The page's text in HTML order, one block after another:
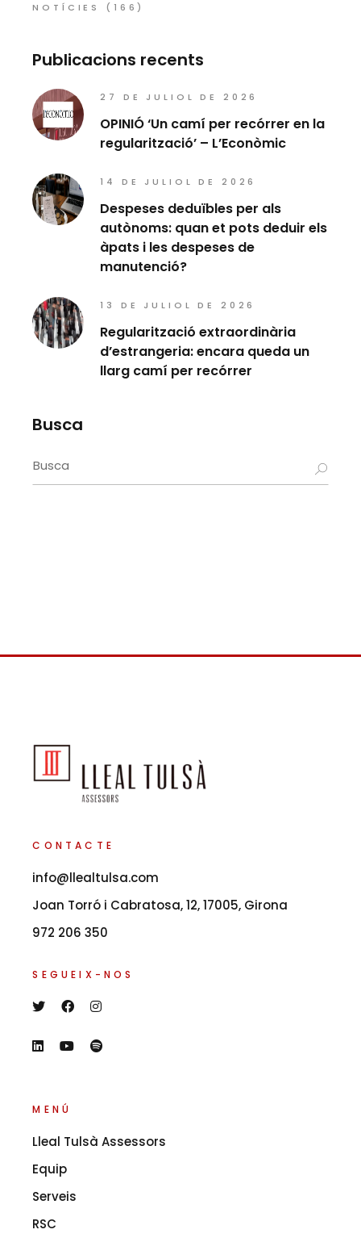
NOTÍCIES
(166)
Publicacions recents
27 DE JULIOL DE 2026
OPINIÓ ‘Un camí per recórrer en la
regularització’ – L’Econòmic
14 DE JULIOL DE 2026
Despeses deduïbles per als
autònoms: quan et pots deduir els
àpats i les despeses de
manutenció?
13 DE JULIOL DE 2026
Regularització extraordinària
d’estrangeria: encara queda un
llarg camí per recórrer
Busca
Search
for:
CONTACTE
info@llealtulsa.com
Joan Torró i Cabratosa, 12, 17005, Girona
972 206 350
SEGUEIX-NOS
MENÚ
Lleal Tulsà Assessors
Equip
Serveis
RSC